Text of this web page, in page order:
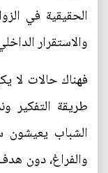
الحقيقية في
والاستقرار
فهناك حالات لا
طريقة التفكير
الشباب
والفراغ، دون